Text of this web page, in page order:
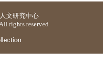
文研究中心
rights reserved